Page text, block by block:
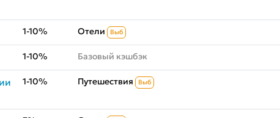
1-10% Отели Выб
1-10% Базовый кэшбэк
1-10% Путешествия Выб